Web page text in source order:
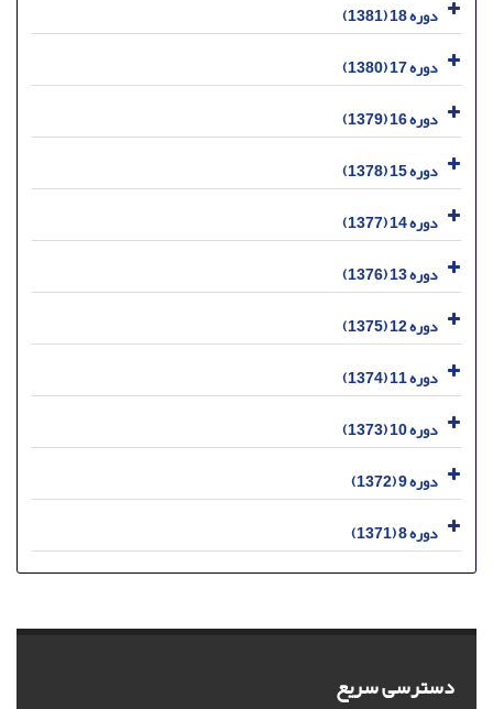
دوره 18 (1381)
دوره 17 (1380)
دوره 16 (1379)
دوره 15 (1378)
دوره 14 (1377)
دوره 13 (1376)
دوره 12 (1375)
دوره 11 (1374)
دوره 10 (1373)
دوره 9 (1372)
دوره 8 (1371)
دسترسی سریع